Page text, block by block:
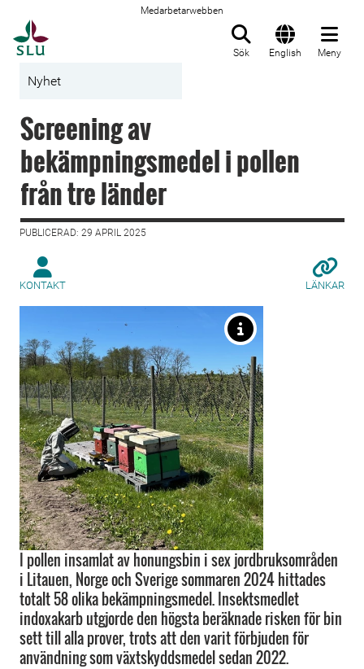
Medarbetarwebben
Sök English Meny
Nyhet
Screening av
bekämpningsmedel i pollen
från tre länder
PUBLICERAD: 29 APRIL 2025
KONTAKT LÄNKAR
I pollen insamlat av honungsbin i sex jordbruksområden
i Litauen, Norge och Sverige sommaren 2024 hittades
totalt 58 olika bekämpningsmedel. Insektsmedlet
indoxakarb utgjorde den högsta beräknade risken för bin
sett till alla prover, trots att den varit förbjuden för
användning som växtskyddsmedel sedan 2022.